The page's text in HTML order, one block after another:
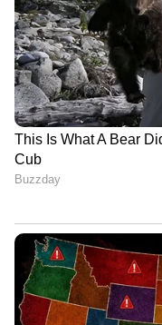
ആത്മഹത്യ
മൃതദേഹം 'പ്രേത
ലക്ഷം രൂപയ്ക്ക്
പക്ഷേ അവർ
ഇറൈഡയ്ക്ക്
അവശേഷിച്ച
ചെലിഷേവയോട്
പറഞ്ഞ ശേഷം
ഉള്ളിലേക്ക്
ശ്വസിച്ച അവരും